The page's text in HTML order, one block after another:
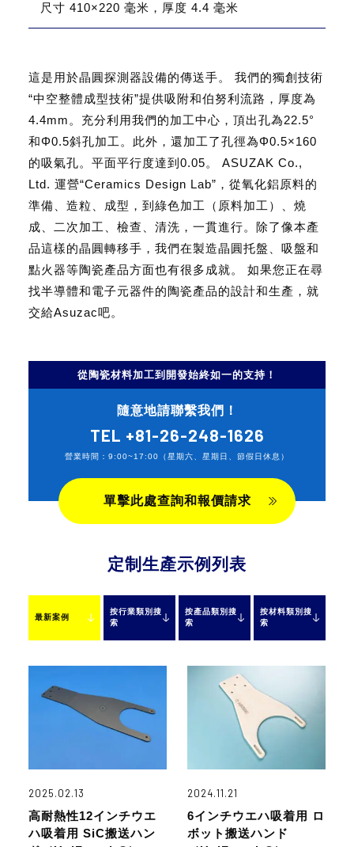
尺寸 410×220 毫米，厚度 4.4 毫米
這是用於晶圓探測器設備的傳送手。 我們的獨創技術
“中空整體成型技術”提供吸附和伯努利流路，厚度為
4.4mm。充分利用我們的加工中心，頂出孔為22.5°
和Φ0.5斜孔加工。此外，還加工了孔徑為Φ0.5×160
的吸氣孔。平面平行度達到0.05。 ASUZAK Co.,
Ltd. 運營“Ceramics Design Lab”，從氧化鋁原料的
準備、造粒、成型，到綠色加工（原料加工）、燒
成、二次加工、檢查、清洗，一貫進行。除了像本產
品這樣的晶圓轉移手，我們在製造晶圓托盤、吸盤和
點火器等陶瓷產品方面也有很多成就。 如果您正在尋
找半導體和電子元器件的陶瓷產品的設計和生產，就
交給Asuzac吧。
從陶瓷材料加工到開發始終如一的支持！
隨意地請聯繫我們！
TEL +81-26-248-1626
營業時間：9:00~17:00（星期六、星期日、節假日休息）
單擊此處查詢和報價請求
定制生產示例列表
最新案例
按行業類別搜
索
按產品類別搜
索
按材料類別搜
索
2025.02.13
高耐熱性12インチウエ
ハ吸着用 SiC搬送ハン
2024.11.21
6インチウエハ吸着用 ロ
ボット搬送ハンド